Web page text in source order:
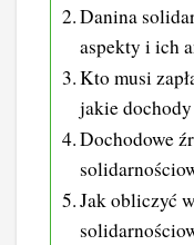
Danina
aspekty i ich
Kto musi
jakie
Dochodowe
Jak obliczyć